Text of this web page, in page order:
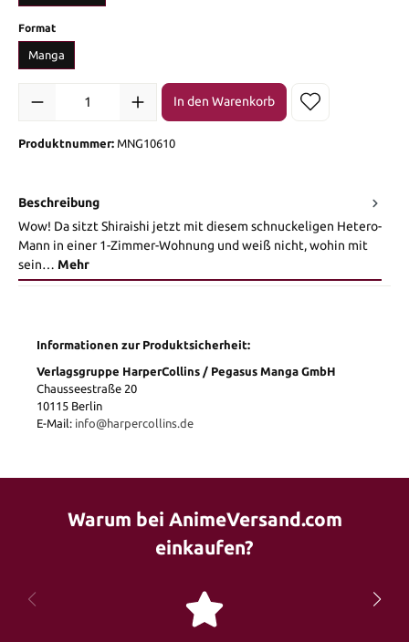
Formatauswählen
Manga
Produkt Anzahl: Gib den gewünschten Wert ein oder benutze die
In den Warenkorb
Produktnummer: MNG10610
Beschreibung
Wow! Da sitzt Shiraishi jetzt mit diesem schnuckeligen Hetero-
Mann in einer 1-Zimmer-Wohnung und weiß nicht, wohin mit
sein… Mehr
Informationen zur Produktsicherheit:
Verlagsgruppe HarperCollins / Pegasus Manga GmbH
Chausseestraße 20
10115 Berlin
E-Mail: info@harpercollins.de
Warum bei AnimeVersand.com
einkaufen?